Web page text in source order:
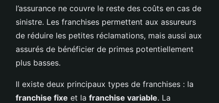
l’assurance ne couvre le reste des coûts en cas de
sinistre. Les franchises permettent aux assureurs
de réduire les petites réclamations, mais aussi aux
assurés de bénéficier de primes potentiellement
plus basses.
Il existe deux principaux types de franchises : la
franchise fixe et la franchise variable. La